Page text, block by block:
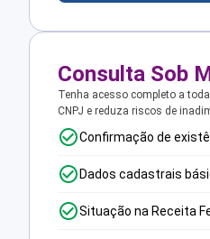
Consulta Sob
Tenha acesso completo a
CNPJ e reduza riscos de
Confirmação de
Dados cadastrais
Situação na Receita